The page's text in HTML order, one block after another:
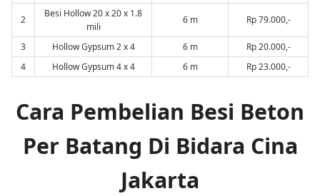
2
Besi Hollow 20 x 20 x 1.8
mili
6 m Rp 79.000,-
3 Hollow Gypsum 2 x 4 6 m
Rp 20.000,-
4
Hollow Gypsum 4 x 4 6 m Rp 23.000,-
Cara Pembelian Besi Beton
Per Batang Di Bidara Cina
Jakarta